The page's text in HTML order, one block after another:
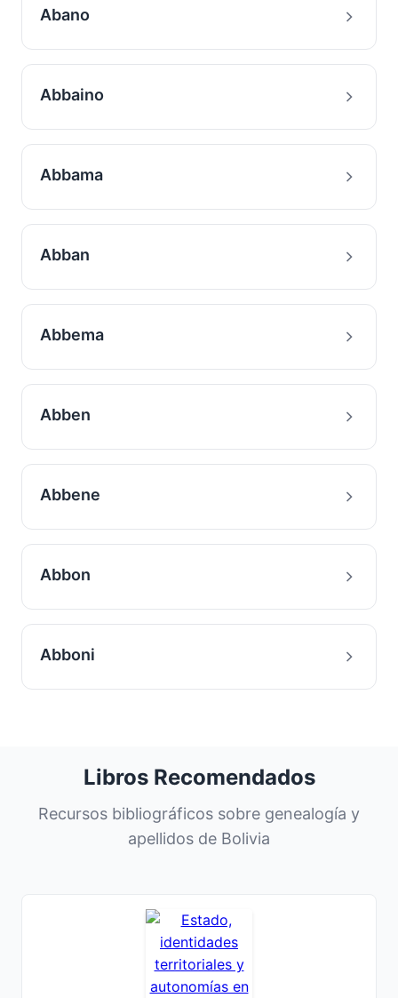
Abano
Abbaino
Abbama
Abban
Abbema
Abben
Abbene
Abbon
Abboni
Libros Recomendados
Recursos bibliográficos sobre genealogía y
apellidos de Bolivia